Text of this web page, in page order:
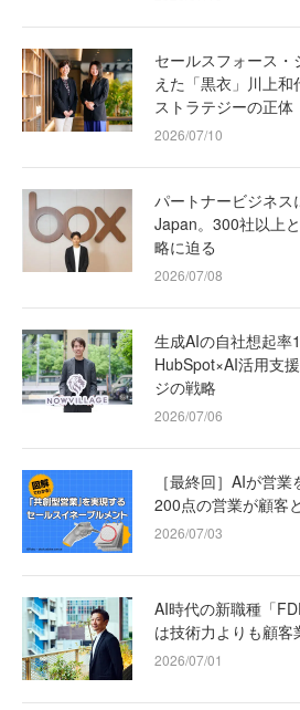
セールスフォース
えた「黒衣」川上
ストラテジーの正体
2026/07/10
パートナービジネ
Japan。300社以上
略に迫る
2026/07/08
生成AIの自社想起
HubSpot×AI活用支
ジの戦略
2026/07/06
［最終回］AIが営業
200点の営業が顧客
2026/07/03
AI時代の新職種「
は技術力よりも顧
2026/07/01